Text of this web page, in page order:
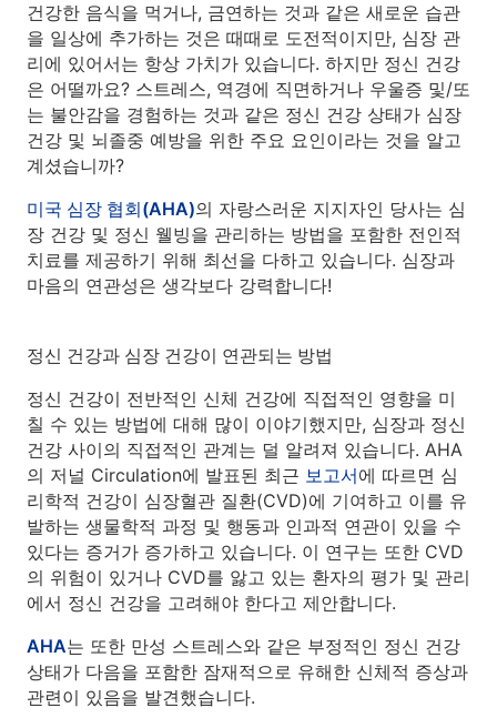
건강한 음식을 먹거나, 금연하는 것과 같은 새로운 습관
을 일상에 추가하는 것은 때때로 도전적이지만, 심장 관
리에 있어서는 항상 가치가 있습니다. 하지만 정신 건강
은 어떨까요? 스트레스, 역경에 직면하거나 우울증 및/또
는 불안감을 경험하는 것과 같은 정신 건강 상태가 심장
건강 및 뇌졸중 예방을 위한 주요 요인이라는 것을 알고
계셨습니까?
미국 심장 협회(AHA)의 자랑스러운 지지자인 당사는 심
장 건강 및 정신 웰빙을 관리하는 방법을 포함한 전인적
치료를 제공하기 위해 최선을 다하고 있습니다. 심장과
마음의 연관성은 생각보다 강력합니다!
정신 건강과 심장 건강이 연관되는 방법
정신 건강이 전반적인 신체 건강에 직접적인 영향을 미
칠 수 있는 방법에 대해 많이 이야기했지만, 심장과 정신
건강 사이의 직접적인 관계는 덜 알려져 있습니다. AHA
의 저널 Circulation에 발표된 최근 보고서에 따르면 심
리학적 건강이 심장혈관 질환(CVD)에 기여하고 이를 유
발하는 생물학적 과정 및 행동과 인과적 연관이 있을 수
있다는 증거가 증가하고 있습니다. 이 연구는 또한 CVD
의 위험이 있거나 CVD를 앓고 있는 환자의 평가 및 관리
에서 정신 건강을 고려해야 한다고 제안합니다.
AHA는 또한 만성 스트레스와 같은 부정적인 정신 건강
상태가 다음을 포함한 잠재적으로 유해한 신체적 증상과
관련이 있음을 발견했습니다.